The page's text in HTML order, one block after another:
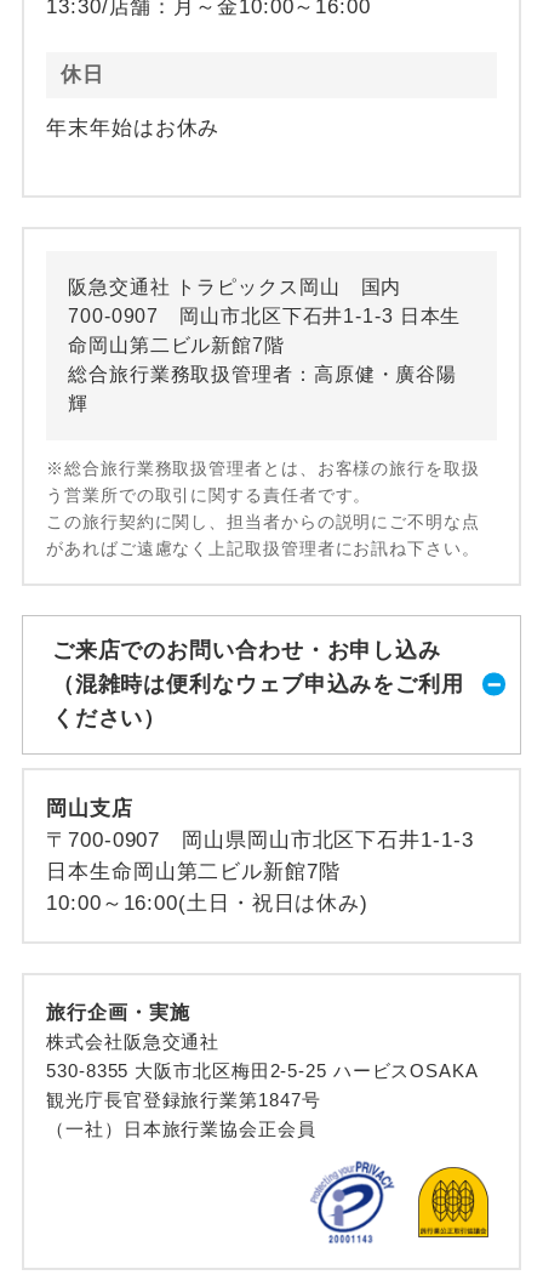
13:30/店舗：月～金10:00～16:00
休日
年末年始はお休み
阪急交通社 トラピックス岡山 国内
700-0907 岡山市北区下石井1-1-3 日本生
命岡山第二ビル新館7階
総合旅行業務取扱管理者：高原健・廣谷陽
輝
※総合旅行業務取扱管理者とは、お客様の旅行を取扱
う営業所での取引に関する責任者です。
この旅行契約に関し、担当者からの説明にご不明な点
があればご遠慮なく上記取扱管理者にお訊ね下さい。
ご来店でのお問い合わせ・お申し込み
（混雑時は便利なウェブ申込みをご利用
ください）
岡山支店
〒700-0907 岡山県岡山市北区下石井1-1-3
日本生命岡山第二ビル新館7階
10:00～16:00(土日・祝日は休み)
旅行企画・実施
株式会社阪急交通社
530-8355 大阪市北区梅田2-5-25 ハービスOSAKA
観光庁長官登録旅行業第1847号
（一社）日本旅行業協会正会員